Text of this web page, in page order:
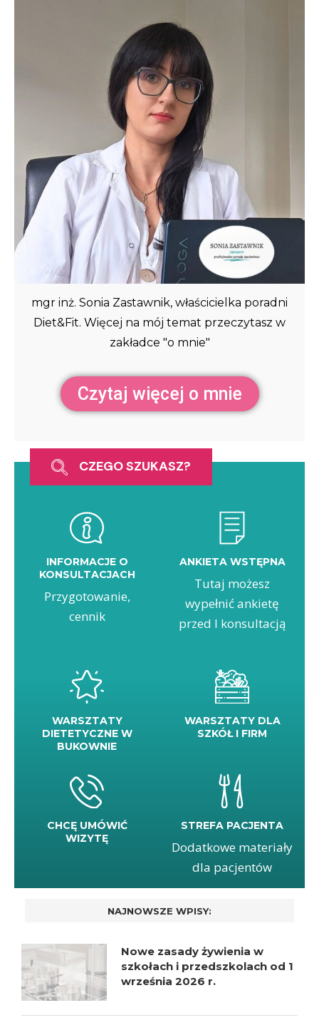
mgr inż. Sonia Zastawnik, właścicielka poradni
Diet&Fit. Więcej na mój temat przeczytasz w
zakładce "o mnie"
Czytaj więcej o mnie
CZEGO SZUKASZ?
INFORMACJE O
KONSULTACJACH
Przygotowanie,
cennik
ANKIETA WSTĘPNA
Tutaj możesz
wypełnić ankietę
przed I konsultacją
WARSZTATY
DIETETYCZNE W
BUKOWNIE
WARSZTATY DLA
SZKÓŁ I FIRM
CHCĘ UMÓWIĆ
WIZYTĘ
STREFA PACJENTA
Dodatkowe materiały
dla pacjentów
NAJNOWSZE WPISY:
Nowe zasady żywienia w
szkołach i przedszkolach od 1
września 2026 r.